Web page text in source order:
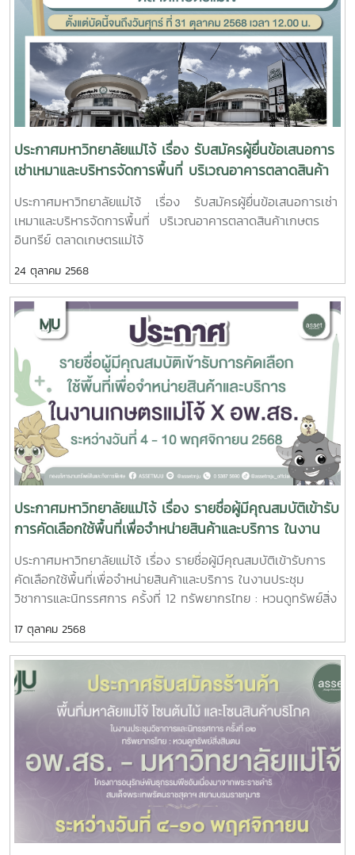
ประกาศมหาวิทยาลัยแม่โจ้ เรื่อง รับสมัครผู้ยื่นข้อเสนอการ
เช่าเหมาและบริหารจัดการพื้นที่ บริเวณอาคารตลาดสินค้า
เกษตรอินทรีย์ ตลาดเกษตรแม่โจ้
ประกาศมหาวิทยาลัยแม่โจ้ เรื่อง รับสมัครผู้ยื่นข้อเสนอการเช่า
เหมาและบริหารจัดการพื้นที่ บริเวณอาคารตลาดสินค้าเกษตร
อินทรีย์ ตลาดเกษตรแม่โจ้
24 ตุลาคม 2568
ประกาศมหาวิทยาลัยแม่โจ้ เรื่อง รายชื่อผู้มีคุณสมบัติเข้ารับ
การคัดเลือกใช้พื้นที่เพื่อจำหน่ายสินค้าและบริการ ในงาน
ประชุมวิชาการและนิทรรศการ ครั้งที่ 12 ทรัพยากรไทย :
หวนดูทรัพย์สิ่งสินตน โครงการอนุรักษ์พันธุกรรมพืชอัน
เนื่องมาจากพระราชดำริ สมเด็จพระเทพรัตนราชสุดาฯ
สยามบรมราชกุมารี (อพ.-สธ.) ระหว่างวันที่ 4 – 10
พฤศจิกายน 2568
ประกาศมหาวิทยาลัยแม่โจ้ เรื่อง รายชื่อผู้มีคุณสมบัติเข้ารับการ
คัดเลือกใช้พื้นที่เพื่อจำหน่ายสินค้าและบริการ ในงานประชุม
วิชาการและนิทรรศการ ครั้งที่ 12 ทรัพยากรไทย : หวนดูทรัพย์สิ่ง
สมเด็จพระเทพรัตนราชสุดาฯ สยามบรมราชกุมารี (อพ.-สธ.)
ระหว่างวันที่ 4 – 10 พฤศจิกายน 2568
17 ตุลาคม 2568